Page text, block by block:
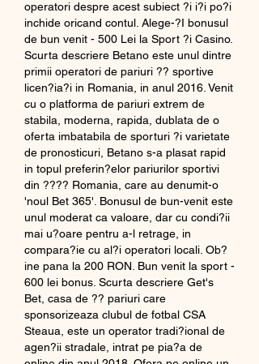
operatori despre acest subiect ?i i?i po?i
inchide oricand contul. Alege-?I bonusul
de bun venit - 500 Lei la Sport ?i Casino.
Scurta descriere Betano este unul dintre
primii operatori de pariuri ?? sportive
licen?ia?i in Romania, in anul 2016. Venit
cu o platforma de pariuri extrem de
stabila, moderna, rapida, dublata de o
oferta imbatabila de sporturi ?i varietate
de pronosticuri, Betano s-a plasat rapid
in topul preferin?elor pariurilor sportivi
din ???? Romania, care au denumit-o
'noul Bet 365'. Bonusul de bun-venit este
unul moderat ca valoare, dar cu condi?ii
mai u?oare pentru a-l retrage, in
compara?ie cu al?i operatori locali. Ob?
ine pana la 200 RON. Bun venit la sport -
600 lei bonus. Scurta descriere Get's
Bet, casa de ?? pariuri care
sponsorizeaza clubul de fotbal CSA
Steaua, este un operator tradi?ional de
agen?ii stradale, intrat pe pia?a de